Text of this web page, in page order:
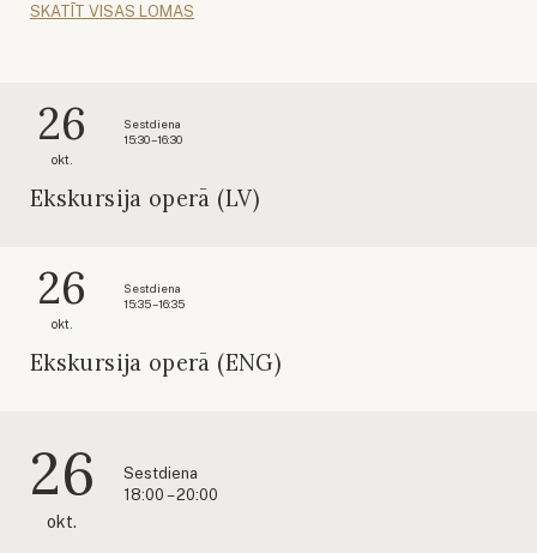
SKATĪT VISAS LOMAS
26
okt.
Sestdiena
15:30 – 16:30
Ekskursija operā (LV)
26
okt.
Sestdiena
15:35 – 16:35
Ekskursija operā (ENG)
26
okt.
Sestdiena
18:00 – 20:00